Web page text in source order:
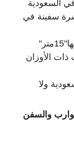
السعودية
سفينة في
ويمكن أن يبلغ طولها "80متر" وعرضها"15متر"
ذات الأوزان
ولا
والسفن